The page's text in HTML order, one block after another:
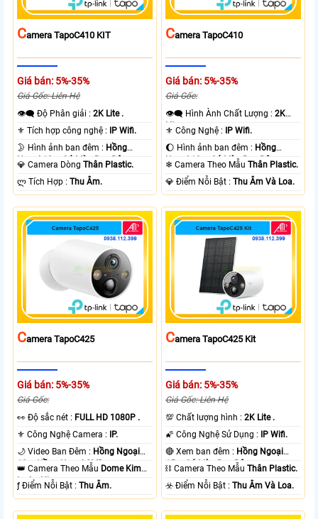
CAmera TapoC410 KIT
Giá bán: 5%-35%
Giá Gốc: Liên Hệ
👁️‍🗨 Độ Phân giải :2K Lite .
⚜️ Tích hợp công nghệ : IP Wifi.
🌛 Hình ảnh ban đêm : Hồng
Ngoại 10m Có Màu Ban Ðêm.
💎 Camera DòngThân Plastic.
️ლ Tích Hợp :Thu Âm.
CAmera TapoC410
Giá bán: 5%-35%
Giá Gốc:
👁️‍🗨 Hình Ành Chất Lượng :2K
Lite .
⚜️ Công Nghệ : IP Wifi.
🌔 Hình ảnh ban đêm : Hồng
Ngoại 10m Có Màu Ban Ðêm.
❄ Camera Theo MẫuThân Plastic.
️💎 Điểm Nỗi Bật :Thu Âm Và Loa.
CAmera TapoC425
Giá bán: 5%-35%
Giá Gốc:
️👀 Độ sắc nét : FULL HD 1080P .
⚜️ Công Nghệ Camera :
IP.
🌙 Video Ban Đêm : Hồng Ngoại
10m Hồng Ngoại SMD.
👑 Camera Theo Mẫu Dome Kim
loại + Nhựa.
️ƒ Điểm Nỗi Bật :Thu Âm.
CAmera TapoC425 Kit
Giá bán: 5%-35%
Giá Gốc: Liên Hệ
💯 Chất lượng hình :2K Lite .
🌠 Công Nghệ Sử Dụng :
IP Wifi.
🔴 Xem ban đêm : Hồng Ngoại
15m Có Màu Ban Ðêm.
⛓ Camera Theo MẫuThân Plastic.
️☣️ Điểm Nỗi Bật :Thu Âm Và Loa.